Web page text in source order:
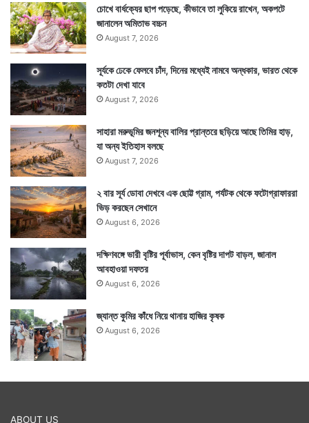
চোখে বার্ধক্যের ছাপ পড়েছে, কীভাবে তা লুকিয়ে রাখেন, অকপটে
জানালেন অমিতাভ বচ্চন
August 7, 2026
সূর্যকে ঢেকে ফেলবে চাঁদ, দিনের মধ্যেই নামবে অন্ধকার, ভারত থেকে
কতটা দেখা যাবে
August 7, 2026
সাহারা মরুভূমির জনশূন্য বালির প্রান্তরে ছড়িয়ে আছে তিমির হাড়,
যা অন্য ইতিহাস বলছে
August 7, 2026
২ বার সূর্য ডোবা দেখবে এক ছোট্ট গ্রাম, পর্যটক থেকে ফটোগ্রাফাররা
ভিড় করছেন সেখানে
August 6, 2026
দক্ষিণবঙ্গে ভারী বৃষ্টির পূর্বাভাস, কেন বৃষ্টির দাপট বাড়ল, জানাল
আবহাওয়া দফতর
August 6, 2026
জ্যান্ত কুমির কাঁধে নিয়ে থানায় হাজির কৃষক
August 6, 2026
ABOUT US